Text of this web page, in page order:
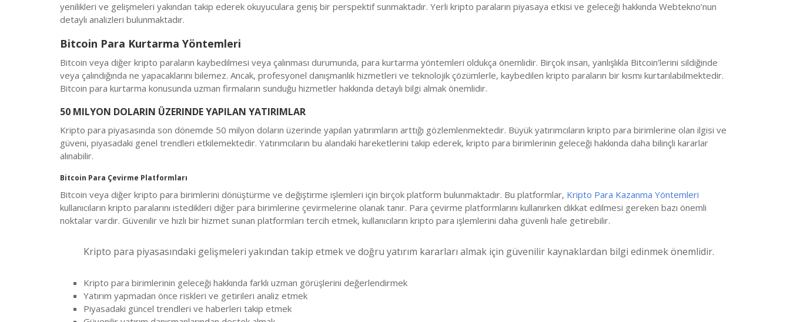
yenilikleri ve gelişmeleri yakından takip ederek okuyuculara geniş bir perspektif sunmaktadır. Yerli kripto paraların piyasaya etkisi ve geleceği hakkında Webtekno’nun
detaylı analizleri bulunmaktadır.
Bitcoin Para Kurtarma Yöntemleri
Bitcoin veya diğer kripto paraların kaybedilmesi veya çalınması durumunda, para kurtarma yöntemleri oldukça önemlidir. Birçok insan, yanlışlıkla Bitcoin’lerini sildiğinde
veya çalındığında ne yapacaklarını bilemez. Ancak, profesyonel danışmanlık hizmetleri ve teknolojik çözümlerle, kaybedilen kripto paraların bir kısmı kurtarılabilmektedir.
Bitcoin para kurtarma konusunda uzman firmaların sunduğu hizmetler hakkında detaylı bilgi almak önemlidir.
50 MILYON DOLARIN ÜZERINDE YAPILAN YATIRIMLAR
Kripto para piyasasında son dönemde 50 milyon doların üzerinde yapılan yatırımların arttığı gözlemlenmektedir. Büyük yatırımcıların kripto para birimlerine olan ilgisi ve
güveni, piyasadaki genel trendleri etkilemektedir. Yatırımcıların bu alandaki hareketlerini takip ederek, kripto para birimlerinin geleceği hakkında daha bilinçli kararlar
alınabilir.
Bitcoin Para Çevirme Platformları
Bitcoin veya diğer kripto para birimlerini dönüştürme ve değiştirme işlemleri için birçok platform bulunmaktadır. Bu platformlar, Kripto Para Kazanma Yöntemleri
kullanıcıların kripto paralarını istedikleri diğer para birimlerine çevirmelerine olanak tanır. Para çevirme platformlarını kullanırken dikkat edilmesi gereken bazı önemli
noktalar vardır. Güvenilir ve hızlı bir hizmet sunan platformları tercih etmek, kullanıcıların kripto para işlemlerini daha güvenli hale getirebilir.
Kripto para piyasasındaki gelişmeleri yakından takip etmek ve doğru yatırım kararları almak için güvenilir kaynaklardan bilgi edinmek önemlidir.
Kripto para birimlerinin geleceği hakkında farklı uzman görüşlerini değerlendirmek
Yatırım yapmadan önce riskleri ve getirileri analiz etmek
Piyasadaki güncel trendleri ve haberleri takip etmek